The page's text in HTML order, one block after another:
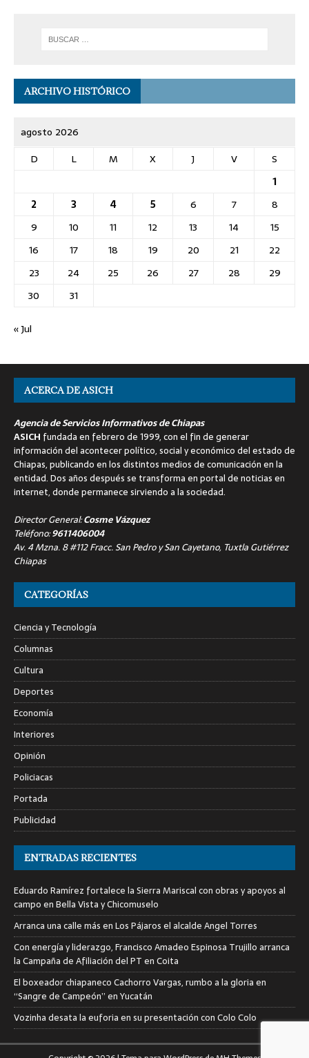
ARCHIVO HISTÓRICO
agosto 2026
D
L M X J V
S
1
2
3 4 5 6 7
8
9
10 11 12 13 14
15
16
17 18 19 20 21
22
23
24 25 26 27 28
29
30
31
« Jul
ACERCA DE ASICH
Agencia de Servicios Informativos de Chiapas
ASICH fundada en febrero de 1999, con el fin de generar
información del acontecer político, social y económico del estado de
Chiapas, publicando en los distintos medios de comunicación en la
entidad. Dos años después se transforma en portal de noticias en
internet, donde permanece sirviendo a la sociedad.
Director General:Cosme Vázquez
Teléfono:9611406004
Av. 4 Mzna. 8 #112 Fracc. San Pedro y San Cayetano, Tuxtla Gutiérrez
Chiapas
CATEGORÍAS
Ciencia y Tecnología
Columnas
Cultura
Deportes
Economía
Interiores
Opinión
Policiacas
Portada
Publicidad
ENTRADAS RECIENTES
Eduardo Ramírez fortalece la Sierra Mariscal con obras y apoyos al
campo en Bella Vista y Chicomuselo
Arranca una calle más en Los Pájaros el alcalde Angel Torres
Con energía y liderazgo, Francisco Amadeo Espinosa Trujillo arranca
la Campaña de Afiliación del PT en Coita
El boxeador chiapaneco Cachorro Vargas, rumbo a la gloria en
“Sangre de Campeón” en Yucatán
Vozinha desata la euforia en su presentación con Colo Colo